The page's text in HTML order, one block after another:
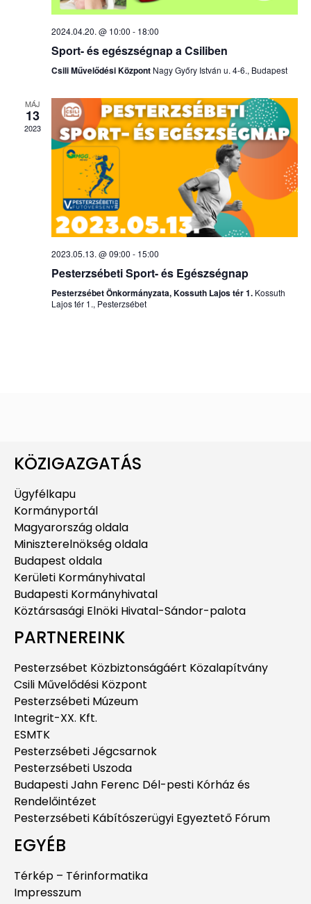
2024.04.20. @ 10:00 - 18:00
Sport- és egészségnap a Csiliben
Csili Művelődési Központ Nagy Győry István u. 4-6., Budapest
MÁJ
13
2023
2023.05.13. @ 09:00 - 15:00
Pesterzsébeti Sport- és Egészségnap
Pesterzsébet Önkormányzata, Kossuth Lajos tér 1. Kossuth
Lajos tér 1., Pesterzsébet
KÖZIGAZGATÁS
Ügyfélkapu
Kormányportál
Magyarország oldala
Miniszterelnökség oldala
Budapest oldala
Kerületi Kormányhivatal
Budapesti Kormányhivatal
Köztársasági Elnöki Hivatal-Sándor-palota
PARTNEREINK
Pesterzsébet Közbiztonságáért Közalapítvány
Csili Művelődési Központ
Pesterzsébeti Múzeum
Integrit-XX. Kft.
ESMTK
Pesterzsébeti Jégcsarnok
Pesterzsébeti Uszoda
Budapesti Jahn Ferenc Dél-pesti Kórház és
Rendelőintézet
Pesterzsébeti Kábítószerügyi Egyeztető Fórum
EGYÉB
Térkép – Térinformatika
Impresszum